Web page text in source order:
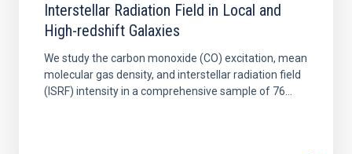
Interstellar Radiation Field in Local and
High-redshift Galaxies
We study the carbon monoxide (CO) excitation, mean
molecular gas density, and interstellar radiation field
(ISRF) intensity in a comprehensive sample of 76...